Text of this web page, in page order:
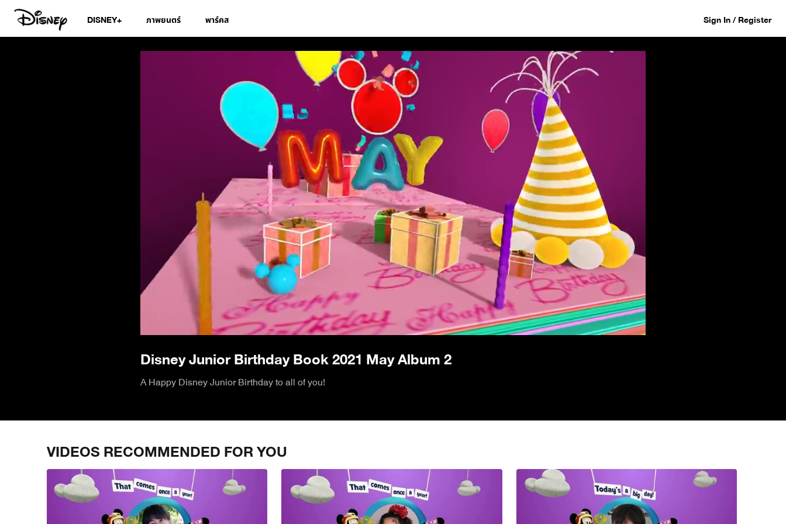
DISNEY+ ภาพยนตร์ พาร์คส Sign In / Register
Disney Junior Birthday Book 2021 May Album 2
Disney Junior Birthday Book 2021 May Album 2
A Happy Disney Junior Birthday to all of you!
VIDEOS RECOMMENDED FOR YOU